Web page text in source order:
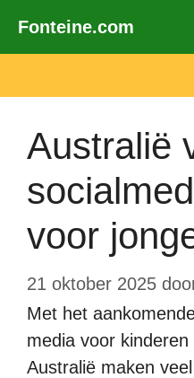
naar
inhoud
Fonteine.com
Australië
voor
21 oktober 2025
Met het
media voor
Australië maken